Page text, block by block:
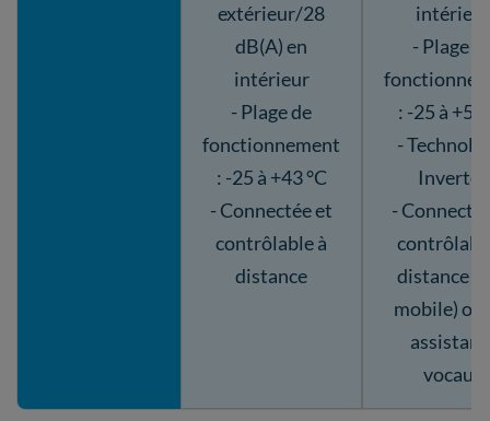
extérieur/28
dB(A) en
intérieur
- Plage de
fonctionnement
: -25 à +43 °C
- Connectée et
contrôlable à
distance
intérieur
- Plage
: -25 à +55
-
Inverter
-
distance
mobile) ou
vocaux